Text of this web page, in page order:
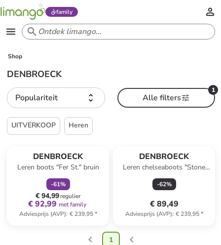
family
Shop
DENBROECK
Populariteit
1
Alle filters
UITVERKOOP Heren
DENBROECK
Leren boots "Fer St." bruin
-61%
€ 94,99regulier
€ 92,99 met family
Adviesprijs (AVP): € 239,95*
DENBROECK
Leren chelseaboots "Stone
St." camel
-62%
€ 89,49
Adviesprijs (AVP): € 239,95*
1